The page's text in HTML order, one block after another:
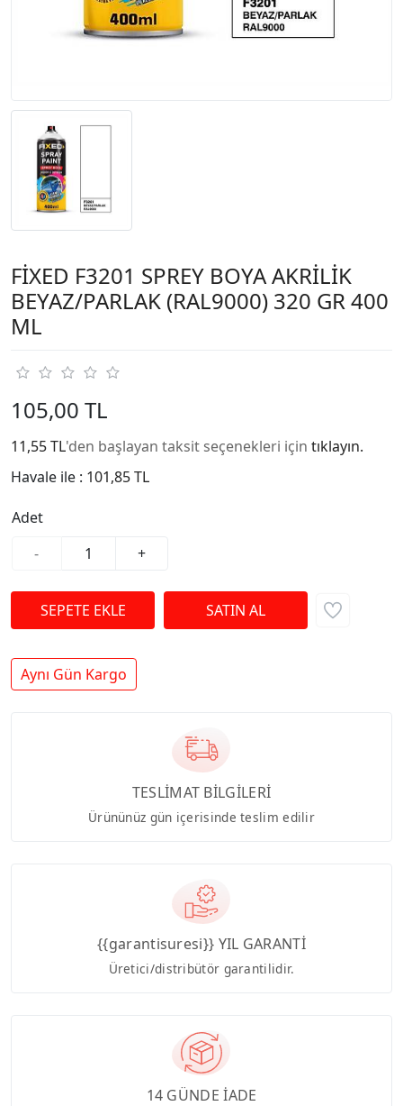
FİXED F3201 SPREY BOYA AKRİLİK
BEYAZ/PARLAK (RAL9000) 320 GR 400
ML
105,00 TL
11,55 TL'den başlayan taksit seçenekleri için tıklayın.
Havale ile : 101,85 TL
Adet
-
+
Aynı Gün Kargo
TESLİMAT BİLGİLERİ
Ürününüz gün içerisinde teslim edilir
{{garantisuresi}} YIL GARANTİ
Üretici/distribütör garantilidir.
14 GÜNDE İADE